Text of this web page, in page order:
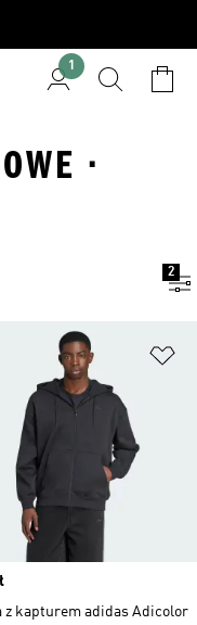
1
·
2
listy życzeń
z kapturem adidas Adicolor